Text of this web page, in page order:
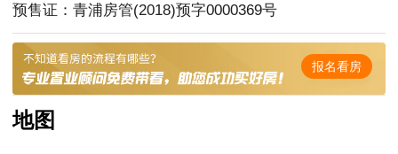
预售证：青浦房管(2018)预字0000369号
报名看房
地图